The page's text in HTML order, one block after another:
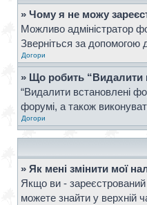
» Чому я не можу
Можливо адміністратор
Зверніться за допомогою
Догори
» Що робить “Видалити
“Видалити встановлені
форумі, а також
Догори
» Як мені змінити мої
Якщо ви - зареєстрований
можете знайти у верхній